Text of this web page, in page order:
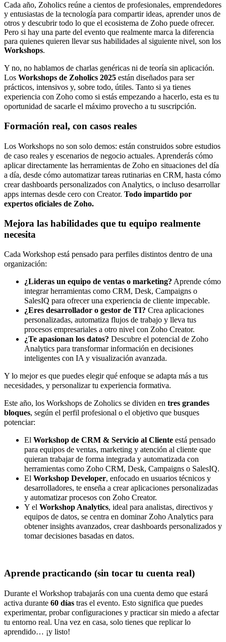
Cada año, Zoholics reúne a cientos de profesionales, emprendedores
y entusiastas de la tecnología para compartir ideas, aprender unos de
otros y descubrir todo lo que el ecosistema de Zoho puede ofrecer.
Pero si hay una parte del evento que realmente marca la diferencia
para quienes quieren llevar sus habilidades al siguiente nivel, son los
Workshops.
Y no, no hablamos de charlas genéricas ni de teoría sin aplicación.
Los Workshops de Zoholics 2025 están diseñados para ser
prácticos, intensivos y, sobre todo, útiles. Tanto si ya tienes
experiencia con Zoho como si estás empezando a hacerlo, esta es tu
oportunidad de sacarle el máximo provecho a tu suscripción.
Formación real, con casos reales
Los Workshops no son solo demos: están construidos sobre estudios
de caso reales y escenarios de negocio actuales. Aprenderás cómo
aplicar directamente las herramientas de Zoho en situaciones del día
a día, desde cómo automatizar tareas rutinarias en CRM, hasta cómo
crear dashboards personalizados con Analytics, o incluso desarrollar
apps internas desde cero con Creator. Todo impartido por
expertos oficiales de Zoho.
Mejora las habilidades que tu equipo realmente
necesita
Cada Workshop está pensado para perfiles distintos dentro de una
organización:
¿Lideras un equipo de ventas o marketing? Aprende cómo
integrar herramientas como CRM, Desk, Campaigns o
SalesIQ para ofrecer una experiencia de cliente impecable.
¿Eres desarrollador o gestor de TI? Crea aplicaciones
personalizadas, automatiza flujos de trabajo y lleva tus
procesos empresariales a otro nivel con Zoho Creator.
¿Te apasionan los datos? Descubre el potencial de Zoho
Analytics para transformar información en decisiones
inteligentes con IA y visualización avanzada.
Y lo mejor es que puedes elegir qué enfoque se adapta más a tus
necesidades, y personalizar tu experiencia formativa.
Este año, los Workshops de Zoholics se dividen en tres grandes
bloques, según el perfil profesional o el objetivo que busques
potenciar:
El Workshop de CRM & Servicio al Cliente está pensado
para equipos de ventas, marketing y atención al cliente que
quieran trabajar de forma integrada y automatizada con
herramientas como Zoho CRM, Desk, Campaigns o SalesIQ.
El Workshop Developer, enfocado en usuarios técnicos y
desarrolladores, te enseña a crear aplicaciones personalizadas
y automatizar procesos con Zoho Creator.
Y el Workshop Analytics, ideal para analistas, directivos y
equipos de datos, se centra en dominar Zoho Analytics para
obtener insights avanzados, crear dashboards personalizados y
tomar decisiones basadas en datos.
Aprende practicando (sin tocar tu cuenta real)
Durante el Workshop trabajarás con una cuenta demo que estará
activa durante 60 días tras el evento. Esto significa que puedes
experimentar, probar configuraciones y practicar sin miedo a afectar
tu entorno real. Una vez en casa, solo tienes que replicar lo
aprendido… ¡y listo!